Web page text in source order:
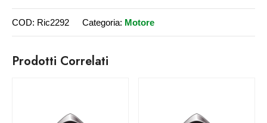
COD: Ric2292 Categoria: Motore
Prodotti Correlati